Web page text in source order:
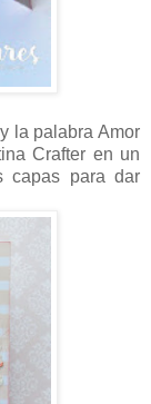
la palabra Amor
Crafter en un
capas para dar